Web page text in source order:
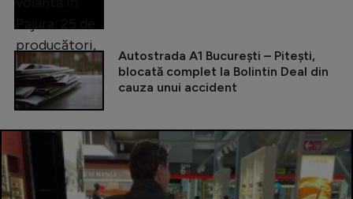
Autostrada A1 București – Pitești,
blocată complet la Bolintin Deal din
cauza unui accident